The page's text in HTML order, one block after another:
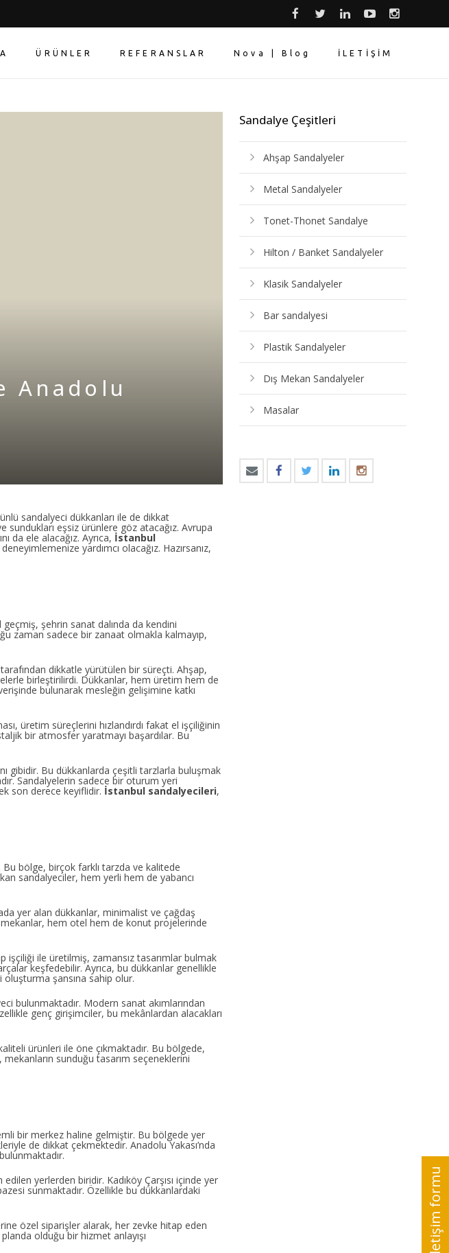
ÜRÜNLER REFERANSLAR Nova | Blog İLETİŞİM
Anadolu
sandalyeci dükkanları ile de dikkat
eşsiz ürünlere göz atacağız. Avrupa
da ele alacağız. Ayrıca, İstanbul
yardımcı olacağız. Hazırsanız,
şehrin sanat dalında da kendini
zaman sadece bir zanaat olmakla kalmayıp,
dikkatle yürütülen bir süreçti. Ahşap,
birleştirilirdi. Dükkanlar, hem üretim hem de
bulunarak mesleğin gelişimine katkı
üretim süreçlerini hızlandırdı fakat el işçiliğinin
bir atmosfer yaratmayı başardılar. Bu
gibidir. Bu dükkanlarda çeşitli tarzlarla buluşmak
Sandalyelerin sadece bir oturum yeri
son derece keyiflidir. İstanbul sandalyecileri,
bölge, birçok farklı tarzda ve kalitede
sandalyeciler, hem yerli hem de yabancı
yer alan dükkanlar, minimalist ve çağdaş
hem otel hem de konut projelerinde
işçiliği ile üretilmiş, zamansız tasarımlar bulmak
keşfedebilir. Ayrıca, bu dükkanlar genellikle
şansına sahip olur.
bulunmaktadır. Modern sanat akımlarından
genç girişimciler, bu mekânlardan alacakları
ürünleri ile öne çıkmaktadır. Bu bölgede,
sunduğu tasarım seçeneklerini
bir merkez haline gelmiştir. Bu bölgede yer
de dikkat çekmektedir. Anadolu Yakası’nda
yerlerden biridir. Kadıköy Çarşısı içinde yer
sunmaktadır. Özellikle bu dükkanlardaki
özel siparişler alarak, her zevke hitap eden
olduğu bir hizmet anlayışı
Sandalye Çeşitleri
Ahşap Sandalyeler
Metal Sandalyeler
Tonet-Thonet Sandalye
Hilton / Banket Sandalyeler
Klasik Sandalyeler
Bar sandalyesi
Plastik Sandalyeler
Dış Mekan Sandalyeler
Masalar